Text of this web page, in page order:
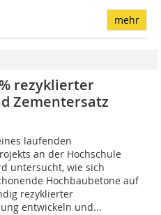
mehr
rezyklierter
Zementersatz
laufenden
an der Hochschule
untersucht, wie sich
Hochbaubetone auf
rezyklierter
entwickeln und...